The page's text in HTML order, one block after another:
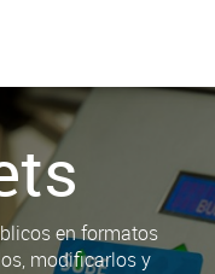
en formatos
modificarlos y